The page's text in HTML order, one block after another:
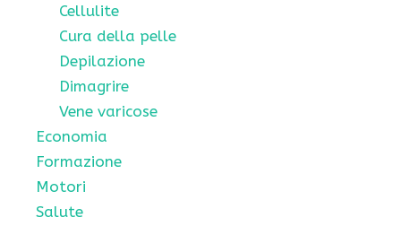
Cellulite
Cura della pelle
Depilazione
Dimagrire
Vene varicose
Economia
Formazione
Motori
Salute